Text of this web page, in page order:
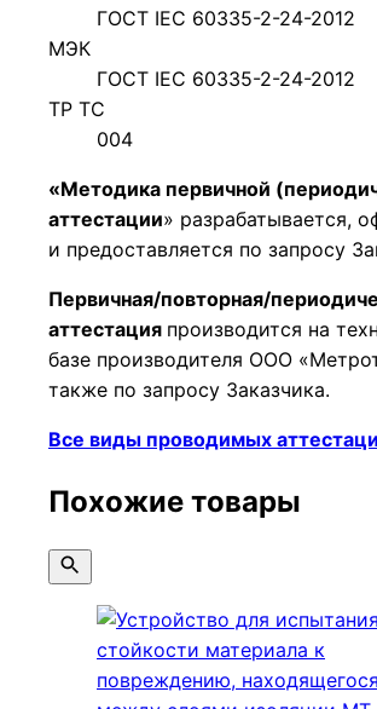
ГОСТ IEC 60335-2-24-2012
МЭК
ГОСТ IEC 60335-2-24-2012
ТР ТС
004
«Методика первичной
аттестации» разрабатывается,
и предоставляется по запросу
Первичная/повторная/
аттестация производится на
базе производителя ООО
также по запросу Заказчика.
Все виды проводимых
Похожие товары